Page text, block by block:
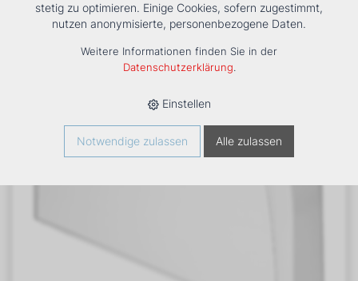
HOME › PRODUKTE › KÄLTE/KLIMA › FANCOILS › DXC 83
TRUHENGERÄT
stetig zu optimieren. Einige Cookies, sofern zugestimmt,
nutzen anonymisierte, personenbezogene Daten.
Weitere Informationen finden Sie in der
Datenschutzerklärung.
Einstellen
Notwendige zulassen Alle zulassen